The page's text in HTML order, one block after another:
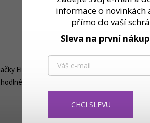
Eisch. Tato kolekce nabízí praktické a
servírování a užívání vašich
informace o novinkách
přímo do vaší
Sleva na první
CHCI SLEVU